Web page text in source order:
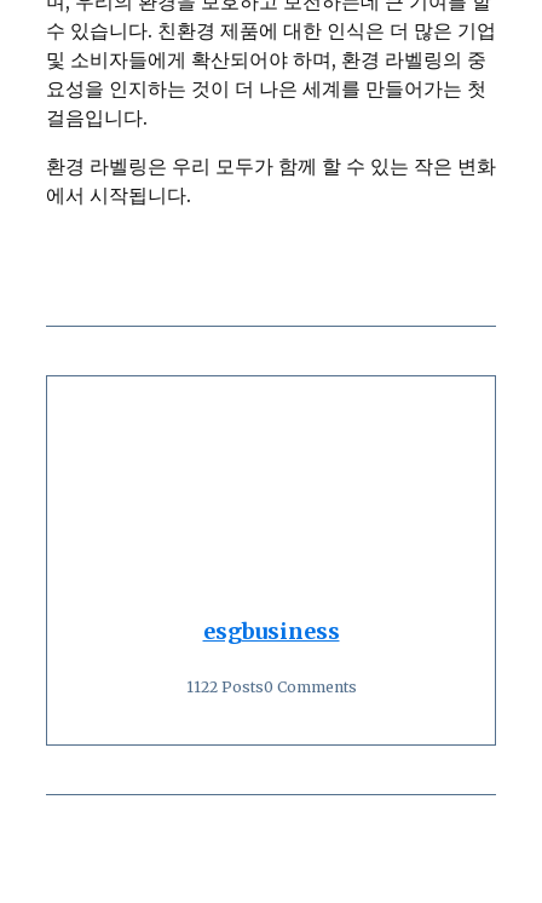
수 있습니다. 친환경 제품에 대한 인식은 더 많은 기업
및 소비자들에게 확산되어야 하며, 환경 라벨링의 중
요성을 인지하는 것이 더 나은 세계를 만들어가는 첫
걸음입니다.
환경 라벨링은 우리 모두가 함께 할 수 있는 작은 변화
에서 시작됩니다.
esgbusiness
1122 Posts0 Comments